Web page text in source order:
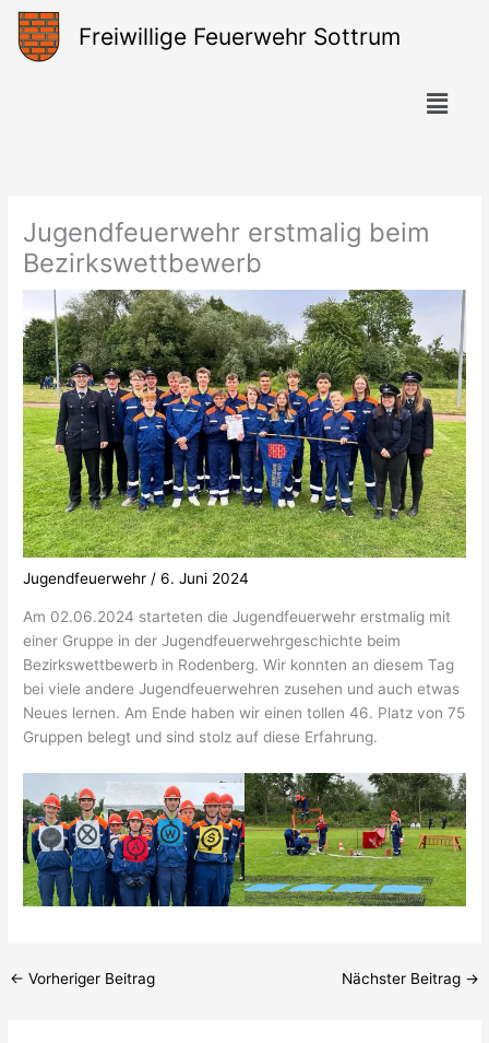
Zum
Inhalt
springen
Freiwillige Feuerwehr Sottrum
Menü
Jugendfeuerwehr erstmalig beim
Bezirkswettbewerb
Jugendfeuerwehr /6. Juni 2024
Am 02.06.2024 starteten die Jugendfeuerwehr erstmalig mit
einer Gruppe in der Jugendfeuerwehrgeschichte beim
Bezirkswettbewerb in Rodenberg. Wir konnten an diesem Tag
bei viele andere Jugendfeuerwehren zusehen und auch etwas
Neues lernen. Am Ende haben wir einen tollen 46. Platz von 75
Gruppen belegt und sind stolz auf diese Erfahrung.
← Vorheriger Beitrag Nächster Beitrag →